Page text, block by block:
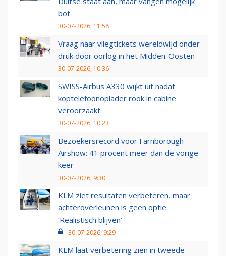
bot
30-07-2026, 11:58
Vraag naar vliegtickets wereldwijd onder
druk door oorlog in het Midden-Oosten
30-07-2026, 10:36
SWISS-Airbus A330 wijkt uit nadat
koptelefoonoplader rook in cabine
veroorzaakt
30-07-2026, 10:23
Bezoekersrecord voor Farnborough
Airshow: 41 procent meer dan de vorige
keer
30-07-2026, 9:30
KLM ziet resultaten verbeteren, maar
achteroverleunen is geen optie:
‘Realistisch blijven’
30-07-2026, 9:29
KLM laat verbetering zien in tweede